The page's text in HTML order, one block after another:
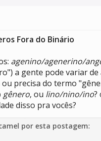
Fora do Binário
agenino/agenerino/
a gente pode variar
precisa do termo
gênero, ou lino/nino/ino?
disso pra vocês?
por esta postagem: